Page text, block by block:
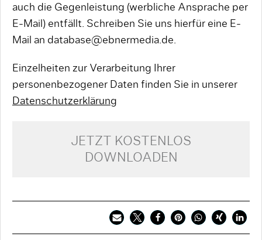
auch die Gegenleistung (werbliche Ansprache per
E-Mail) entfällt. Schreiben Sie uns hierfür eine E-
Mail an database@ebnermedia.de.
Einzelheiten zur Verarbeitung Ihrer
personenbezogener Daten finden Sie in unserer
Datenschutzerklärung
JETZT KOSTENLOS
DOWNLOADEN